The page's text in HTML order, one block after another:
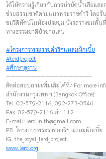
ได้ให้ความรู้เกี่ยวกับการบำบัดน้ำเสียแล
ช่วยธรรมชาติตามแนวพระราชดำริ โดย
ชมวีดิทัศน์ในห้องประชุม นั่งรถรางชมพื้น
ทางธรรมชาติป่าชายเลน
————————–————————–
#โครงการพระราชดำริฯแหลมผักเบี้ย
#lerdproject
#ศึกษาดูงาน
————————–————————–
ติดต่อสอบถามเพิ่มเติมได้ที่/ For more
สำนักงานกรุงเทพฯ (Bangkok Office):
Tel. 02-579-2116, 092-273-0546
Fax. 02-579-2116 ต่อ 112
E-mail: lerd.in.th@gmail.com
FB. โครงการพระราชดำริฯ แหลมผักเบี้ย
IG. the_royal_lerd_project
www.lerd.org